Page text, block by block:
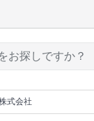
式会社